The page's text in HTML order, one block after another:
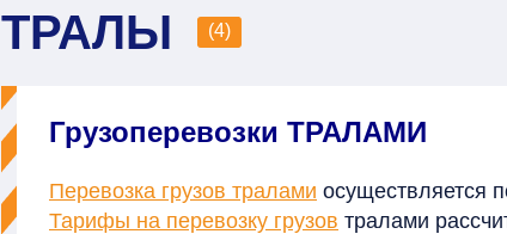
ТРАЛЫ (4)
Грузоперевозки ТРАЛАМИ
Перевозка грузов тралами осуществляется
Тарифы на перевозку грузов тралами